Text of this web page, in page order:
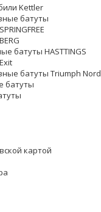
Kettler
батуты
батуты HASTTINGS
батуты Triumph Nord
батуты
картой